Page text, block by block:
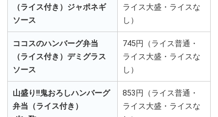
（ライス付き）ジャポネギ
ソース
ライス大盛・ライスな
し）
ココスのハンバーグ弁当
（ライス付き）デミグラス
ソース
745円（ライス普通・
ライス大盛・ライスな
し）
山盛り!!鬼おろしハンバーグ
弁当（ライス付き）
853円（ライス普通・
ライス大盛・ライスな